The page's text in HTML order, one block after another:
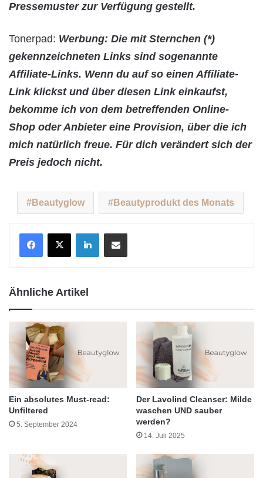
Pressemuster zur Verfügung gestellt.
Tonerpad: Werbung: Die mit Sternchen (*)
gekennzeichneten Links sind sogenannte
Affiliate-Links. Wenn du auf so einen Affiliate-
Link klickst und über diesen Link einkaufst,
bekomme ich von dem betreffenden Online-
Shop oder Anbieter eine Provision, über die ich
mich natürlich freue. Für dich verändert sich der
Preis jedoch nicht.
Beautyglow Beautyprodukt des Monats
LinkedInTeile per E-Mail
Ähnliche Artikel
Ein absolutes Must-read:
Unfiltered
5. September 2024
Der Lavolind Cleanser: Milde
waschen UND sauber
werden?
14. Juli 2025